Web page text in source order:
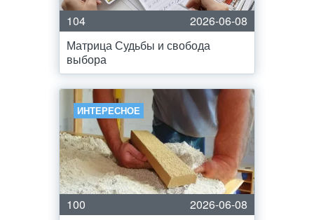
104
2026-06-08
Матрица Судьбы и свобода
выбора
ИНТЕРЕСНОЕ
100
2026-06-08